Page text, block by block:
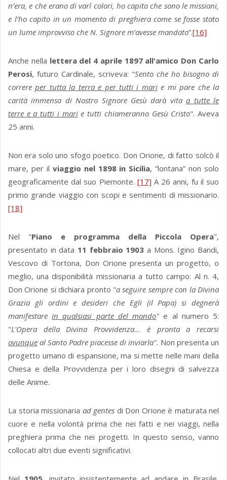
n’era, e che erano di varî colori, ho capito che sono le missioni,
e l’ho capito in un momento di preghiera come se fosse stato
un lume improvviso che N. Signore m’avesse mandato”.[16]
Anche nella lettera del 4 aprile 1897 all'amico Don Carlo
Perosi, futuro Cardinale, scriveva: "Sento che ho bisogno di
correreper tutta la terra e per tutti i marie mi pare che la
carità immensa di Nostro Signore Gesù darà vitaa tutte le
terre e a tutti i marie tutti chiameranno Gesù Cristo". Aveva
25 anni.
Non era solo uno sfogo poetico. Don Orione, di fatto solcò il
mare, per il viaggio nel 1898 in Sicilia, “lontana” non solo
geograficamente dal suo Piemonte. [17] A 26 anni, fu il suo
primo grande viaggio con scopi e sentimenti di missionario.
[18]
Nel "Piano e programma della Piccola Opera",
presentato in data 11 febbraio 1903 a Mons. Igino Bandi,
Vescovo di Tortona, Don Orione presenta un progetto, o
meglio, una disponibilità missionaria a tutto campo: Al n. 4,
Don Orione si dichiara pronto "a seguire sempre con la Divina
Grazia gli ordini e desideri che Egli (il Papa) si degnerà
manifestarein qualsiasi parte del mondo" e al numero 5:
"L'Opera della Divina Provvidenza... è pronta a recarsi
ovunque al Santo Padre piacesse di inviarla". Non presenta un
progetto umano di espansione, ma si mette nelle mani della
Chiesa e della Provvidenza per i loro disegni di salvezza
delle Anime.
La storia missionaria ad gentes di Don Orione è maturata nel
cuore e nella volontà prima che nei fatti e nei viaggi, nella
preghiera prima che nei progetti. In questo senso, vanno
collocati altri due eventi significativi.